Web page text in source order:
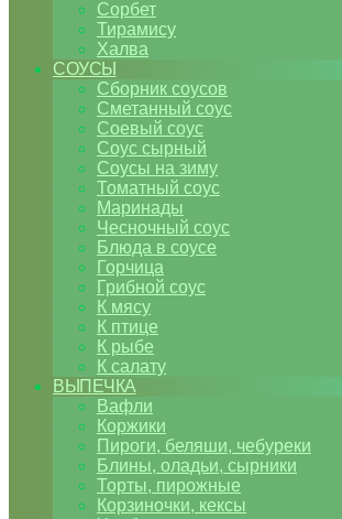
Сорбет
Тирамису
Халва
СОУСЫ
Сборник соусов
Сметанный соус
Соевый соус
Соус сырный
Соусы на зиму
Томатный соус
Маринады
Чесночный соус
Блюда в соусе
Горчица
Грибной соус
К мясу
К птице
К рыбе
К салату
ВЫПЕЧКА
Вафли
Коржики
Пироги, беляши, чебуреки
Блины, оладьи, сырники
Торты, пирожные
Корзиночки, кексы